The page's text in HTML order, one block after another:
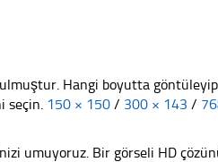
Hangi boyutta
seçin. 150 × 150 / 300 × 143 /
umuyoruz. Bir görseli HD